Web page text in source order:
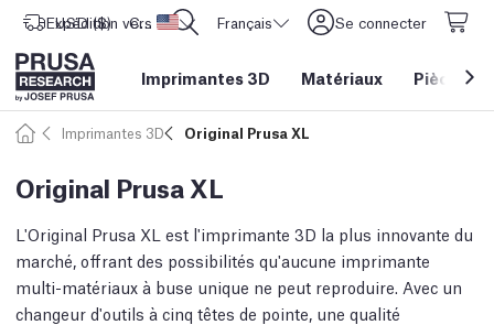
Expédition vers Etats-Unis d'Amérique
USD ($) CORE One L: Maintenant en stock ! Français Se connecter
Imprimantes 3D Matériaux Pièces&
Imprimantes 3D Original Prusa XL
Original Prusa XL
L'Original Prusa XL est l'imprimante 3D la plus innovante du
marché, offrant des possibilités qu'aucune imprimante
multi-matériaux à buse unique ne peut reproduire. Avec un
changeur d'outils à cinq têtes de pointe, une qualité